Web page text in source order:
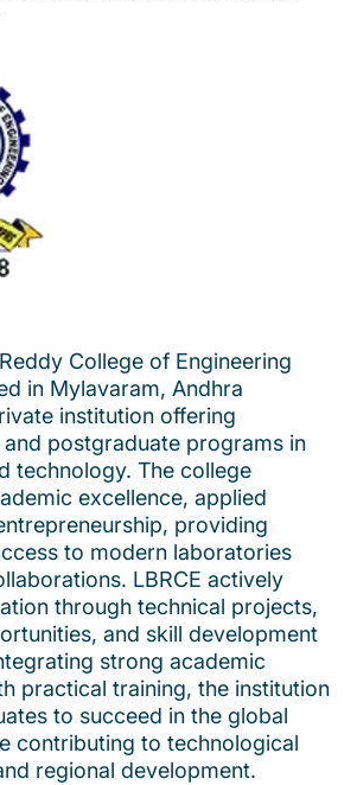
College of Engineering
in Mylavaram, Andhra
institution offering
postgraduate programs in
technology. The college
excellence, applied
providing
to modern laboratories
LBRCE actively
through technical projects,
and skill development
strong academic
practical training, the institution
to succeed in the global
contributing to technological
regional development.